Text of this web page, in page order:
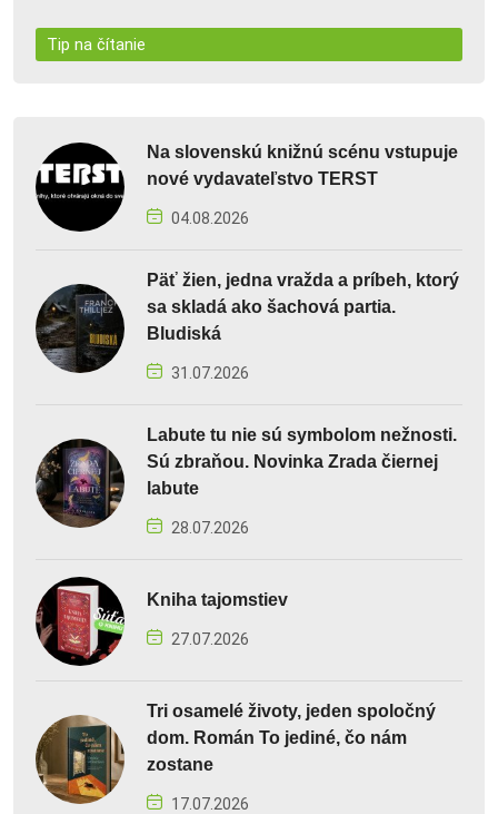
Tip na čítanie
Na slovenskú knižnú scénu vstupuje
nové vydavateľstvo TERST
04.08.2026
Päť žien, jedna vražda a príbeh, ktorý
sa skladá ako šachová partia.
Bludiská
31.07.2026
Labute tu nie sú symbolom nežnosti.
Sú zbraňou. Novinka Zrada čiernej
labute
28.07.2026
Kniha tajomstiev
27.07.2026
Tri osamelé životy, jeden spoločný
dom. Román To jediné, čo nám
zostane
17.07.2026